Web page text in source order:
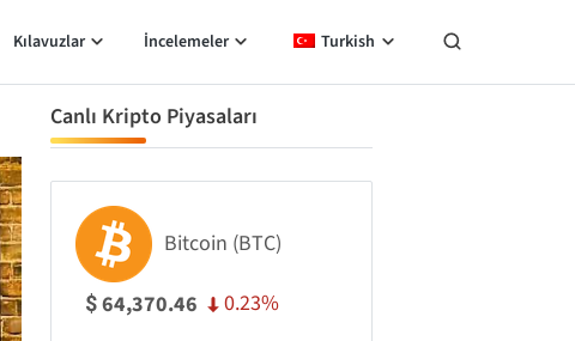
Kılavuzlar İncelemeler Turkish
Canlı Kripto Piyasaları
Bitcoin (BTC)
$64,370.46 0.23%